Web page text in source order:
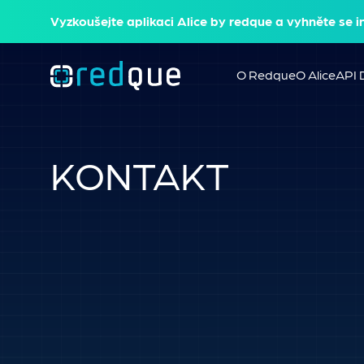
Vyzkoušejte aplikaci Alice by redque a vyhněte se
O RedqueO AliceAPI
KONTAKT